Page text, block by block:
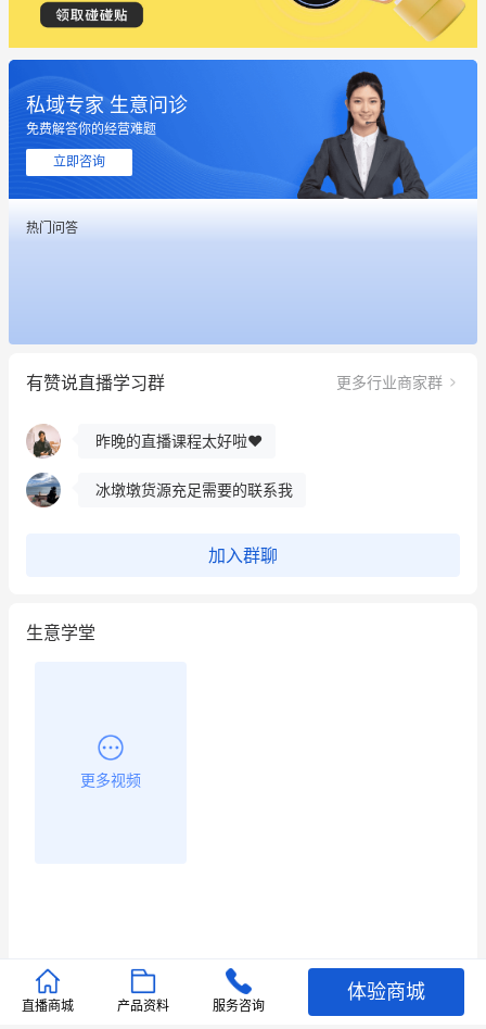
私域专家 生意问诊
免费解答你的经营难题
立即咨询
热门问答
有赞说直播学习群 更多行业商家群
餐饮也得靠私域和服务提高竞争力
昨晚的直播课程太好啦❤️
冰墩墩货源充足需要的联系我
这个营销策划案例推荐大家看一下
加入群聊
生意学堂
更多视频
推荐文章
直播商城 产品资料 服务咨询
体验商城